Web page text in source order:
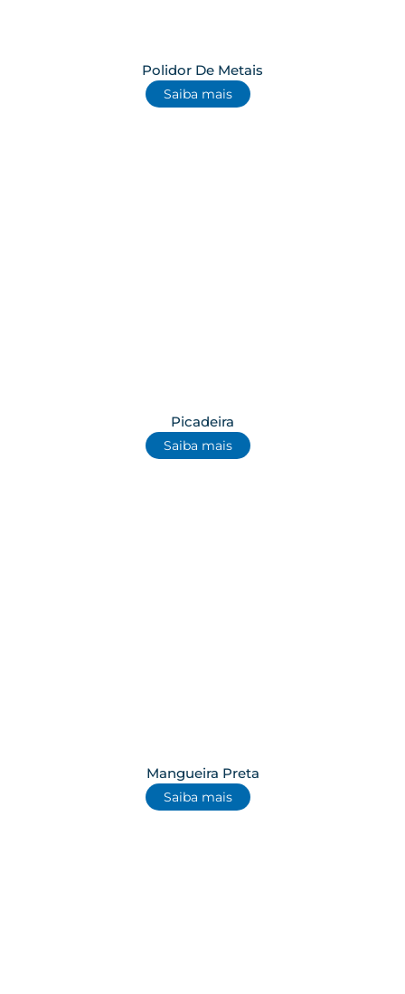
Polidor De Metais
Saiba mais
Picadeira
Saiba mais
Mangueira Preta
Saiba mais